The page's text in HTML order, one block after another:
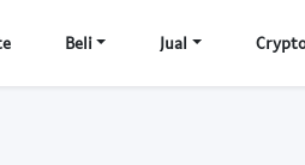
Beli Jual